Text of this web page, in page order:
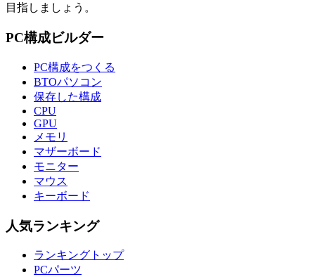
目指しましょう。
PC構成ビルダー
PC構成をつくる
BTOパソコン
保存した構成
CPU
GPU
メモリ
マザーボード
モニター
マウス
キーボード
人気ランキング
ランキングトップ
PCパーツ